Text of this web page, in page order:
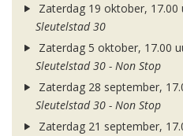
Zaterdag 19 oktober, 17.00
Sleutelstad 30
Zaterdag 5 oktober, 17.00
Sleutelstad 30 - Non Stop
Zaterdag 28 september,
Sleutelstad 30 - Non Stop
Zaterdag 21 september,